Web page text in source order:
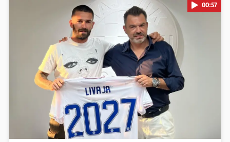
Pokretanje videa...
00:57